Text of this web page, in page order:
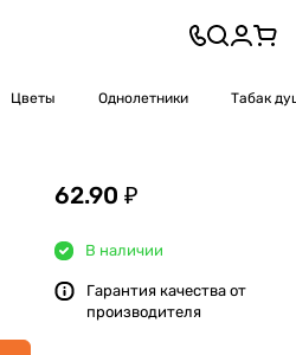
Цветы Однолетники Табак
62.90 ₽
В наличии
Гарантия качества от
производителя